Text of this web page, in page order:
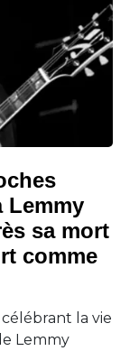
Lemmy
sa mort
comme
la vie
Lemmy